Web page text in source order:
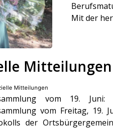
Mit der
Mitteilungen
Mitteilungen
vom 19.
vom Freitag, 19.
der